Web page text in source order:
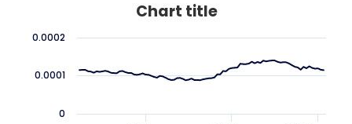
Chart title
0
0.0001
0.0002